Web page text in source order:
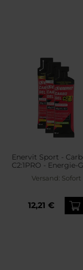
Enervit Sport -
C2:1PRO - Energie-
60 ml - Zitrone-
Soda/Cola-
Versand: Sofort
12,21 €